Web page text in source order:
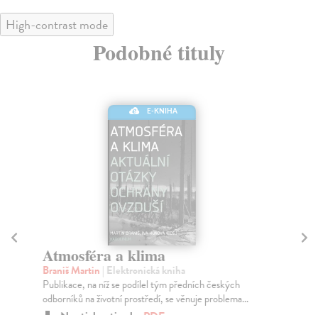
High-contrast mode
Podobné tituly
E-KNIHA
Atmosféra a klima
Braniš Martin | Elektronická kniha
Publikace, na níž se podílel tým předních českých
odborníků na životní prostředí, se věnuje problema...